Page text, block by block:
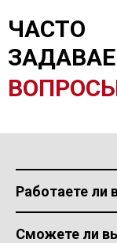
ЧАСТО
Работаете ли
Сможете ли